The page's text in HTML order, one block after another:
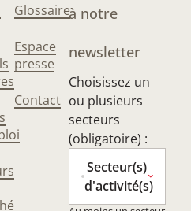
Glossaire
Espace
presse
Contact
à notre
newsletter
Choisissez un
ou plusieurs
secteurs
(obligatoire) :
Secteur(s)
d'activité(s)